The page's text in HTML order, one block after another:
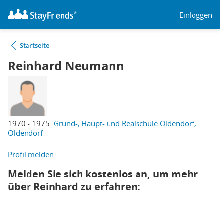
Einloggen
Startseite
Reinhard Neumann
1970 - 1975: Grund-, Haupt- und Realschule Oldendorf,
Oldendorf
Profil melden
Melden Sie sich kostenlos an, um mehr
über Reinhard zu erfahren: